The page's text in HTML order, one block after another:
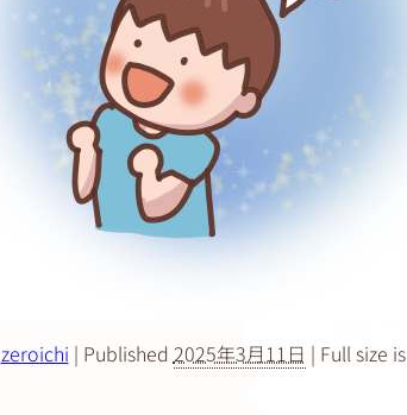
zeroichi | Published 2025年3月11日 | Full size is